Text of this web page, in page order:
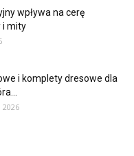
wpływa na cerę
i mity
i komplety dresowe dla